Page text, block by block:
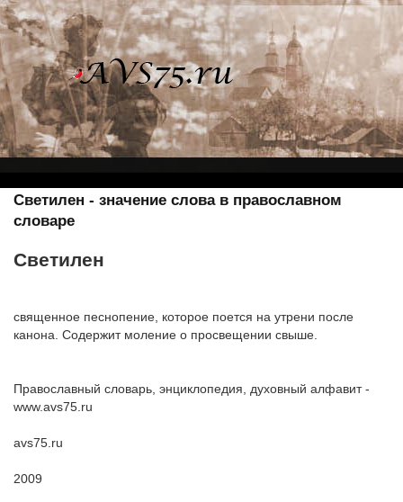
Светилен - значение слова в православном
словаре
Светилен
священное песнопение, которое поется на утрени после
канона. Содержит моление о просвещении свыше.
Православный словарь, энциклопедия, духовный алфавит -
www.avs75.ru
avs75.ru
2009